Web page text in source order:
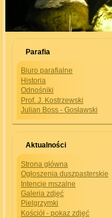
Parafia
Biuro parafialne
Historia
Odnośniki
Prof. J. Kostrzewski
Julian Boss - Gosławski
Aktualności
Strona główna
Ogłoszenia duszpasterskie
Intencje mszalne
Galeria zdjęć
Pielgrzymki
Kościół - pokaz zdjęć